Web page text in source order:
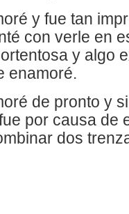
y fue tan
con verle en
y algo
enamoré.
de pronto y
por causa de
dos